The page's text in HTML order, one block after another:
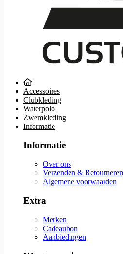
Accessoires
Clubkleding
Waterpolo
Zwemkleding
Informatie
Informatie
Over ons
Verzenden & Retourneren
Algemene voorwaarden
Extra
Merken
Cadeaubon
Aanbiedingen